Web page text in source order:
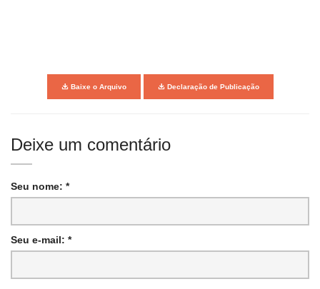
Baixe o Arquivo Declaração de Publicação
Deixe um comentário
Seu nome: *
Seu e-mail: *